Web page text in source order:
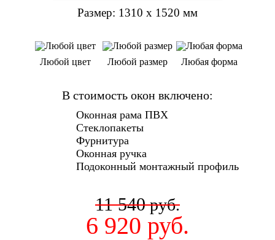
Размер: 1310 х 1520 мм
Любой цвет Любой размер Любая форма
В стоимость окон включено:
Оконная рама ПВХ
Стеклопакеты
Фурнитура
Оконная ручка
Подоконный монтажный профиль
11 540руб.
6 920 руб.